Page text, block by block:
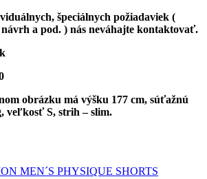
špeciálnych požiadaviek (
a pod. ) nás neváhajte kontaktovať.
obrázku má výšku 177 cm, súťažnú
veľkosť S, strih – slim.